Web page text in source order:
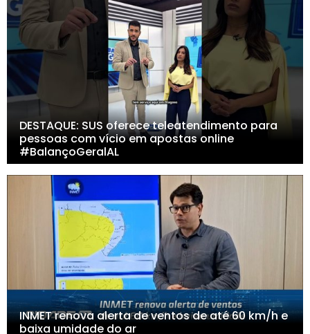
DESTAQUE: SUS oferece teleatendimento para
pessoas com vício em apostas online
#BalançoGeralAL
INMET renova alerta de ventos de até 60 km/h e
baixa umidade do ar